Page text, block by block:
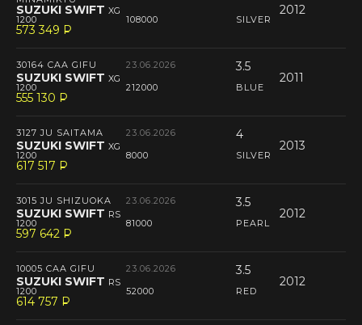
SUZUKI SWIFT XG 2012
1200 108000 SILVER
573 349 P
--
30164 CAA GIFU 23.06.2026 3.5
SUZUKI SWIFT XG 2011
1200 212000 BLUE
555 130 P
--
3127 JU SAITAMA 23.06.2026 4
SUZUKI SWIFT XG 2013
1200 8000 SILVER
617 517 P
--
3015 JU SHIZUOKA 23.06.2026 3.5
SUZUKI SWIFT RS 2012
1200 81000 PEARL
597 642 P
--
10005 CAA GIFU 23.06.2026 3.5
SUZUKI SWIFT RS 2012
1200 52000 RED
614 757 P
--